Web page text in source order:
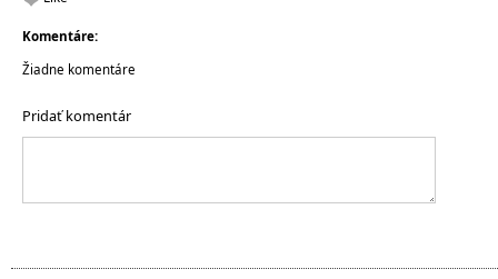
Komentáre:
Žiadne komentáre
Pridať komentár